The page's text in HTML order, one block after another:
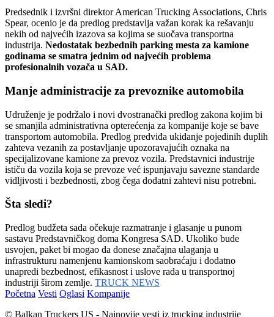
Predsednik i izvršni direktor American Trucking Associations, Chris
Spear, ocenio je da predlog predstavlja važan korak ka rešavanju
nekih od najvećih izazova sa kojima se suočava transportna
industrija. Nedostatak bezbednih parking mesta za kamione
godinama se smatra jednim od najvećih problema
profesionalnih vozača u SAD.
Manje administracije za prevoznike automobila
Udruženje je podržalo i novi dvostranački predlog zakona kojim bi
se smanjila administrativna opterećenja za kompanije koje se bave
transportom automobila. Predlog predviđa ukidanje pojedinih duplih
zahteva vezanih za postavljanje upozoravajućih oznaka na
specijalizovane kamione za prevoz vozila. Predstavnici industrije
ističu da vozila koja se prevoze već ispunjavaju savezne standarde
vidljivosti i bezbednosti, zbog čega dodatni zahtevi nisu potrebni.
Šta sledi?
Predlog budžeta sada očekuje razmatranje i glasanje u punom
sastavu Predstavničkog doma Kongresa SAD. Ukoliko bude
usvojen, paket bi mogao da donese značajna ulaganja u
infrastrukturu namenjenu kamionskom saobraćaju i dodatno
unapredi bezbednost, efikasnost i uslove rada u transportnoj
industriji širom zemlje. TRUCK NEWS
Početna Vesti Oglasi Kompanije
© Balkan Truckers US - Najnovije vesti iz trucking industrije